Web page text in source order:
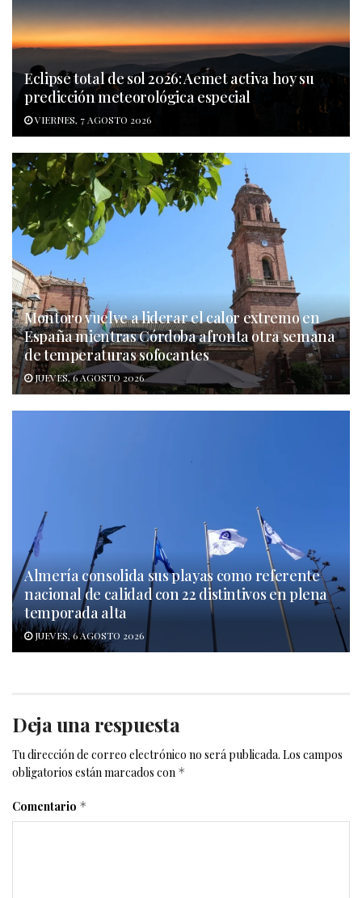
Eclipse total de sol 2026: Aemet activa hoy su
predicción meteorológica especial
VIERNES, 7 AGOSTO 2026
Montoro vuelve a liderar el calor extremo en
España mientras Córdoba afronta otra semana
de temperaturas sofocantes
JUEVES, 6 AGOSTO 2026
Almería consolida sus playas como referente
nacional de calidad con 22 distintivos en plena
temporada alta
JUEVES, 6 AGOSTO 2026
Deja una respuesta
Tu dirección de correo electrónico no será publicada. Los campos
obligatorios están marcados con *
Comentario *